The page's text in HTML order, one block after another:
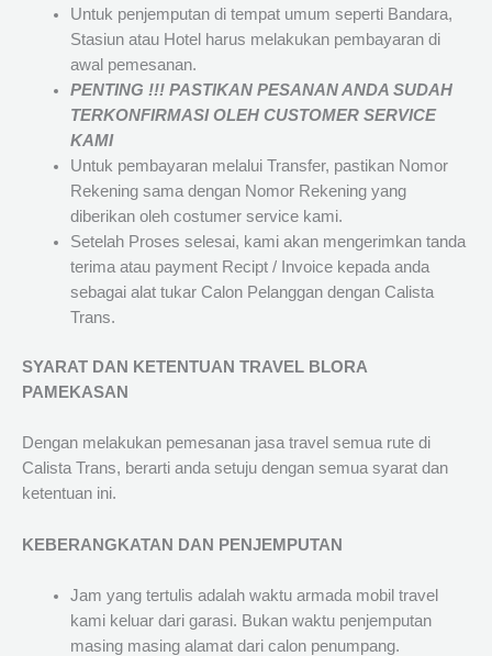
Untuk penjemputan di tempat umum seperti Bandara,
Stasiun atau Hotel harus melakukan pembayaran di
awal pemesanan.
PENTING !!! PASTIKAN PESANAN ANDA SUDAH
TERKONFIRMASI OLEH CUSTOMER SERVICE
KAMI
Untuk pembayaran melalui Transfer, pastikan Nomor
Rekening sama dengan Nomor Rekening yang
diberikan oleh costumer service kami.
Setelah Proses selesai, kami akan mengerimkan tanda
terima atau payment Recipt / Invoice kepada anda
sebagai alat tukar Calon Pelanggan dengan Calista
Trans.
SYARAT DAN KETENTUAN TRAVEL BLORA
PAMEKASAN
Dengan melakukan pemesanan jasa travel semua rute di
Calista Trans, berarti anda setuju dengan semua syarat dan
ketentuan ini.
KEBERANGKATAN DAN PENJEMPUTAN
Jam yang tertulis adalah waktu armada mobil travel
kami keluar dari garasi. Bukan waktu penjemputan
masing masing alamat dari calon penumpang.